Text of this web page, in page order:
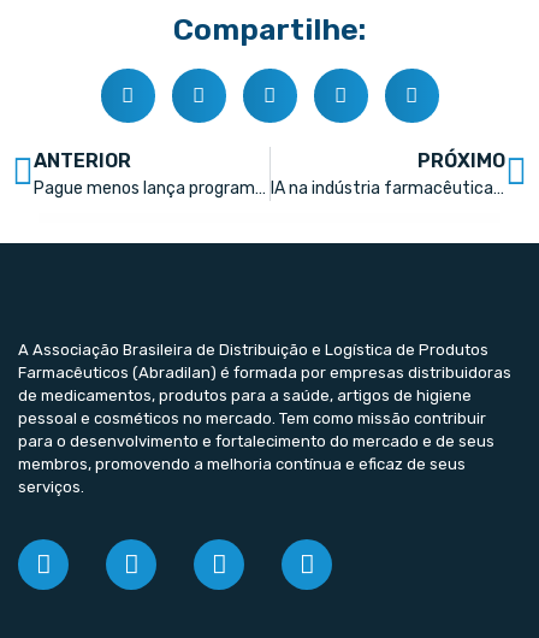
Compartilhe:
ANTERIOR
Pague menos lança programa de educação corporativa
PRÓXIMO
IA na indústria farmacêutica: Inovação, regulamentação e impacto global
A Associação Brasileira de Distribuição e Logística de Produtos
Farmacêuticos (Abradilan) é formada por empresas distribuidoras
de medicamentos, produtos para a saúde, artigos de higiene
pessoal e cosméticos no mercado. Tem como missão contribuir
para o desenvolvimento e fortalecimento do mercado e de seus
membros, promovendo a melhoria contínua e eficaz de seus
serviços.